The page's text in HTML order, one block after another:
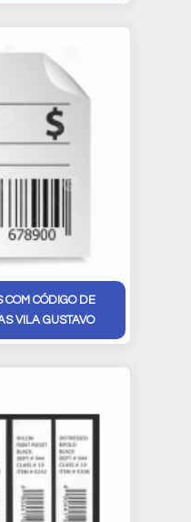
CÓDIGO DE
VILA GUSTAVO